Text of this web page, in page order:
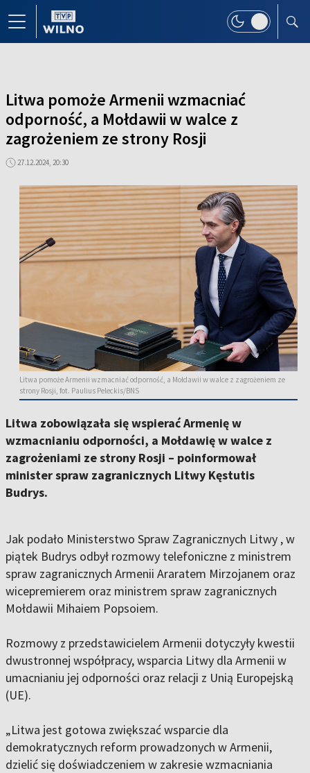
Litwa pomoże Armenii wzmacniać
odporność, a Mołdawii w walce z
zagrożeniem ze strony Rosji
27.12.2024, 20:30
Litwa pomoże Armenii wzmacniać odporność, a Mołdawii w walce z zagrożeniem ze
strony Rosji, fot. Paulius Peleckis/BNS
Litwa zobowiązała się wspierać Armenię w
wzmacnianiu odporności, a Mołdawię w walce z
zagrożeniami ze strony Rosji – poinformował
minister spraw zagranicznych Litwy Kęstutis
Budrys.
Jak podało Ministerstwo Spraw Zagranicznych Litwy , w
piątek Budrys odbył rozmowy telefoniczne z ministrem
spraw zagranicznych Armenii Araratem Mirzojanem oraz
wicepremierem oraz ministrem spraw zagranicznych
Mołdawii Mihaiem Popsoiem.
Rozmowy z przedstawicielem Armenii dotyczyły kwestii
dwustronnej współpracy, wsparcia Litwy dla Armenii w
umacnianiu jej odporności oraz relacji z Unią Europejską
(UE).
„Litwa jest gotowa zwiększać wsparcie dla
demokratycznych reform prowadzonych w Armenii,
dzielić się doświadczeniem w zakresie wzmacniania